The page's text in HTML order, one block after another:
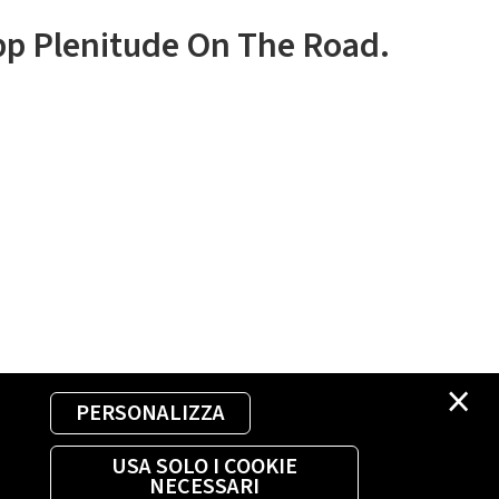
×
PERSONALIZZA
USA SOLO I COOKIE
NECESSARI
Plenitude On The Road.